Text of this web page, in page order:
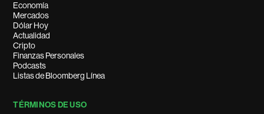
Economía
Mercados
Dólar Hoy
Actualidad
Cripto
Finanzas Personales
Podcasts
Listas de Bloomberg Línea
TÉRMINOS DE USO